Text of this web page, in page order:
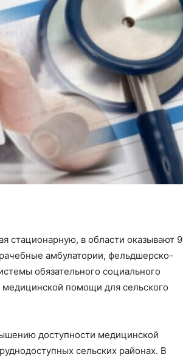
стационарную, в области оказывают 9
амбулатории, фельдшерско-
обязательного социального
помощи для сельского
доступности медицинской
сельских районах. В